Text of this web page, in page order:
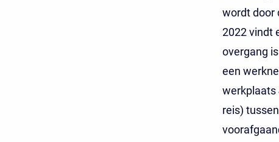
wordt door
2022 vindt
overgang
een
werkplaats
reis)